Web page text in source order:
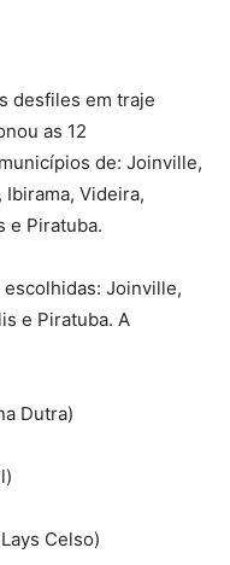
desfiles em traje
as 12
de: Joinville,
Ibirama, Videira,
e Piratuba.
Joinville,
e Piratuba. A
Dutra)
Celso)